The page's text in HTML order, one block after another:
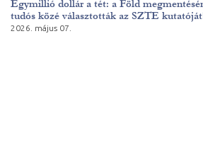
Egymillió dollár a tét: a Föld
tudós közé választották az SZTE
2026. május 07.